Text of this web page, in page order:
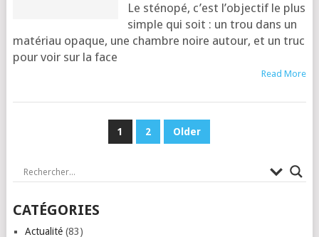
Le sté­no­pé, c’est l’ob­jec­tif le plus
simple qui soit : un trou dans un
maté­riau opaque, une chambre noire autour, et un truc
pour voir sur la face
Read More
PAGINATION
PUBLICATIONS
1 2 Older
CATÉGORIES
Actualité(83)